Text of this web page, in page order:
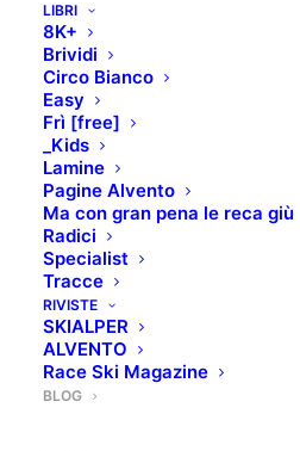
LIBRI
8K+
Brividi
Circo Bianco
Easy
Frì [free]
_Kids
Lamine
Pagine Alvento
Ma con gran pena le reca giù
Radici
Specialist
Tracce
RIVISTE
SKIALPER
ALVENTO
Race Ski Magazine
BLOG
News